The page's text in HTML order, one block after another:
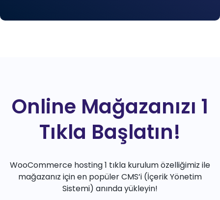
Online Mağazanızı 1
Tıkla Başlatın!
WooCommerce hosting 1 tıkla kurulum özelliğimiz ile
mağazanız için en popüler CMS’i (İçerik Yönetim
Sistemi) anında yükleyin!